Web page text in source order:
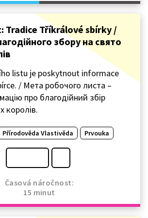
Tradice Tříkrálové sbírky /
збору на свято
listu je poskytnout informace
/ Мета робочого листа –
про благодійний збір
королів.
Přírodověda Vlastivěda Prvouka
Časová náročnost:
15 minut